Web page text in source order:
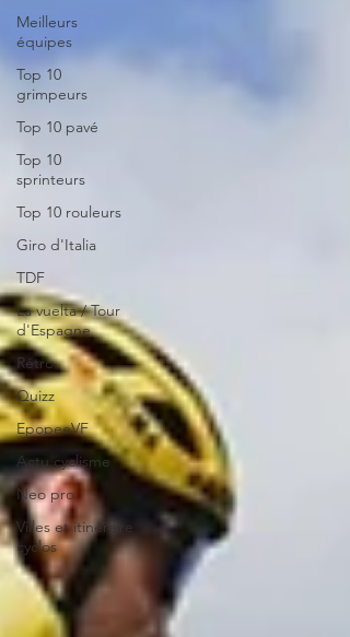
Meilleurs
équipes
Top 10
grimpeurs
Top 10 pavé
Top 10
sprinteurs
Top 10 rouleurs
Giro d'Italia
TDF
La vuelta / Tour
d'Espagne
Rétro
Quizz
EpopeeVF
Actu cyclisme
Neo pro
Villes et itinéraire
cyclos